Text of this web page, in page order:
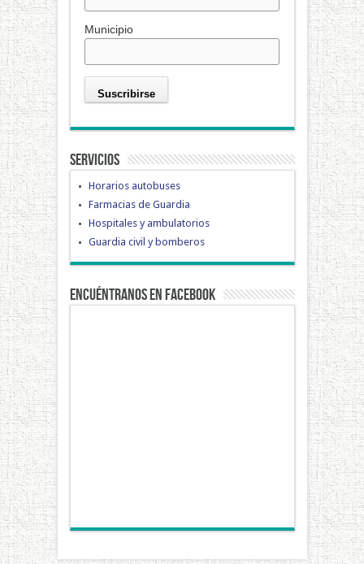
Municipio
Servicios
Horarios autobuses
Farmacias de Guardia
Hospitales y ambulatorios
Guardia civil y bomberos
Encuéntranos en Facebook